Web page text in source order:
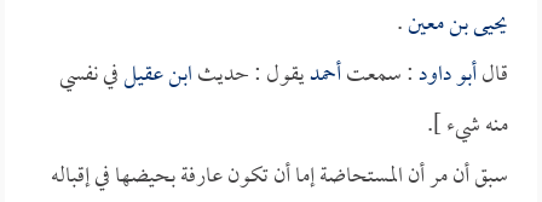
يحيى بن معين.
قالأبو داود: سمعتأحمديقول : حديثابن عقيلفي نفسي
منه شيء ].
سبق أن مر أن المستحاضة إما أن تكون عارفة بحيضها في إقباله